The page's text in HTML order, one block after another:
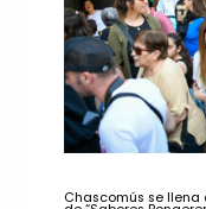
Chascomús se